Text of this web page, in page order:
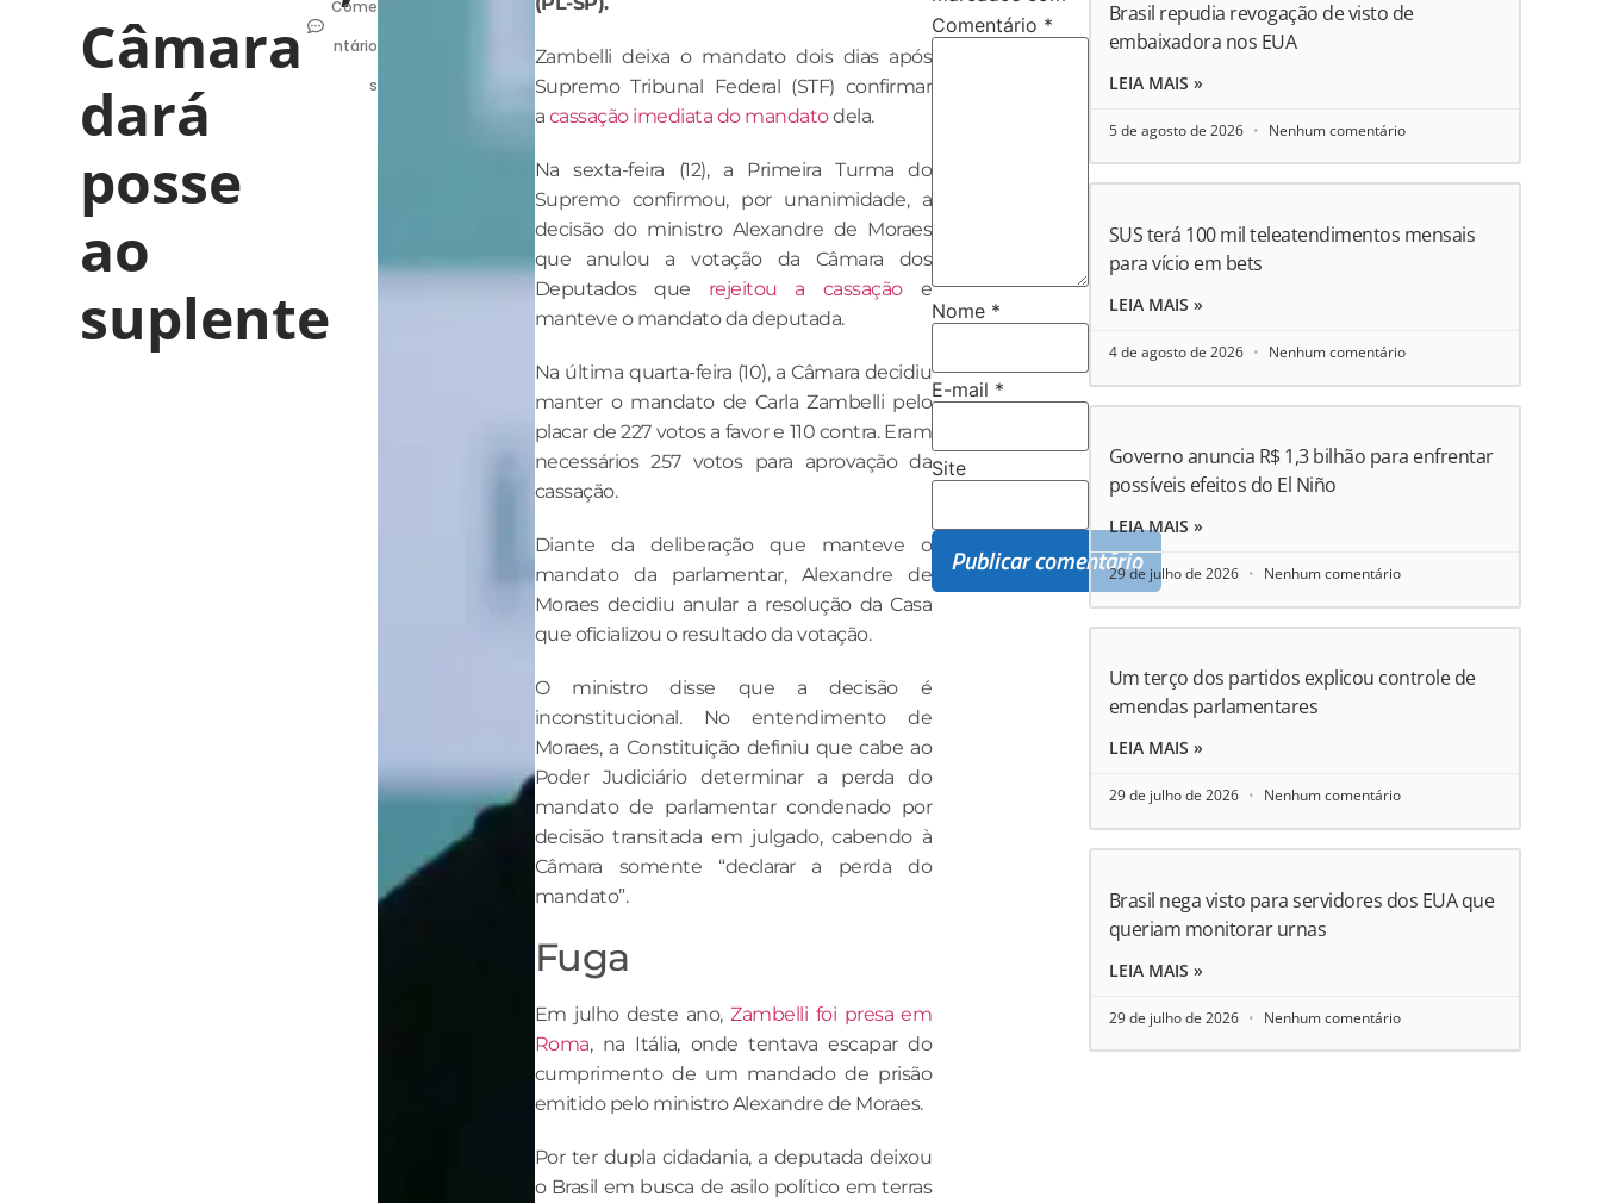
Câmara
dará
posse
ao
suplente
Come
ntário
s
Zambelli deixa o mandato dois dias após
Supremo Tribunal Federal (STF) confirmar
a cassação imediata do mandatodela.
Na sexta-feira (12), a Primeira Turma do
Supremo confirmou, por unanimidade, a
decisão do ministro Alexandre de Moraes
que anulou a votação da Câmara dos
Deputados que rejeitou a cassaçãoe
manteve o mandato da deputada.
Na última quarta-feira (10), a Câmara decidiu
manter o mandato de Carla Zambelli pelo
placar de 227 votos a favor e 110 contra. Eram
necessários 257 votos para aprovação da
cassação.
Diante da deliberação que manteve o
mandato da parlamentar, Alexandre de
Moraes decidiu anular a resolução da Casa
que oficializou o resultado da votação.
O ministro disse que a decisão é
inconstitucional. No entendimento de
Moraes, a Constituição definiu que cabe ao
Poder Judiciário determinar a perda do
mandato de parlamentar condenado por
decisão transitada em julgado, cabendo à
Câmara somente “declarar a perda do
mandato”.
Fuga
Em julho deste ano,Zambelli foi presa em
Roma, na Itália, onde tentava escapar do
cumprimento de um mandado de prisão
emitido pelo ministro Alexandre de Moraes.
Por ter dupla cidadania, a deputada deixou
o Brasil em busca de asilo político em terras
Comentário *
Nome *
E-mail *
Site
Brasil repudia revogação de visto de
embaixadora nos EUA
LEIA MAIS »
5 de agosto de 2026 Nenhum comentário
SUS terá 100 mil teleatendimentos mensais
para vício em bets
LEIA MAIS »
4 de agosto de 2026 Nenhum comentário
Governo anuncia R$ 1,3 bilhão para enfrentar
possíveis efeitos do El Niño
LEIA MAIS »
29 de julho de 2026 Nenhum comentário
Um terço dos partidos explicou controle de
emendas parlamentares
LEIA MAIS »
29 de julho de 2026 Nenhum comentário
Brasil nega visto para servidores dos EUA que
queriam monitorar urnas
LEIA MAIS »
29 de julho de 2026 Nenhum comentário